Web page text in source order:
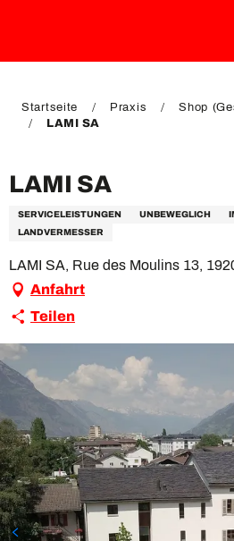
EN
Startseite Praxis
Shop
LAMI SA
LAMI SA
SERVICELEISTUNGEN UNBEWEGLICH
LANDVERMESSER
LAMI SA, Rue des Moulins 13,
Anfahrt
Teilen